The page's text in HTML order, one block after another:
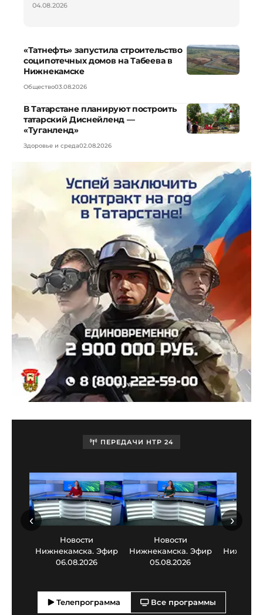
04.08.2026
«Татнефть» запустила строительство
соципотечных домов на Табеева в
Нижнекамске
Общество03.08.2026
В Татарстане планируют построить
татарский Диснейленд —
«Туганленд»
Здоровье и среда02.08.2026
ПЕРЕДАЧИ НТР 24
Новости
Нижнекамска. Эфир
06.08.2026
Новости
Нижнекамска. Эфир
05.08.2026
‹ ›
Телепрограмма Все программы